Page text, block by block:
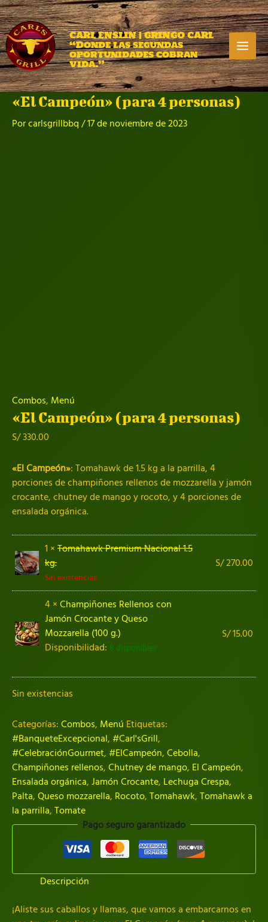
Ir
al
contenido
CARL ENSLIN | GRINGO CARL
“Donde las segundas
oportunidades cobran
vida.”
«El Campeón» (para 4 personas)
Porcarlsgrillbbq /17 de noviembre de 2023
Combos, Menú
«El Campeón» (para 4 personas)
S/330.00
«El Campeón»: Tomahawk de 1.5 kg a la parrilla, 4
porciones de champiñones rellenos de mozzarella y jamón
crocante, chutney de mango y rocoto, y 4 porciones de
ensalada orgánica.
1 × Tomahawk Premium Nacional 1.5
kg.
Sin existencias
S/270.00
4 × Champiñones Rellenos con
Jamón Crocante y Queso
Mozzarella (100 g.)
Disponibilidad: 8 disponibles
S/15.00
Sin existencias
Categorías: Combos, Menú Etiquetas:
#BanqueteExcepcional, #Carl'sGrill,
#CelebraciónGourmet, #ElCampeón, Cebolla,
Champiñones rellenos, Chutney de mango, El Campeón,
Ensalada orgánica, Jamón Crocante, Lechuga Crespa,
Palta, Queso mozzarella, Rocoto, Tomahawk, Tomahawk a
la parrilla, Tomate
Pago seguro garantizado
Descripción
¡Aliste sus caballos y llamas, que vamos a embarcarnos en